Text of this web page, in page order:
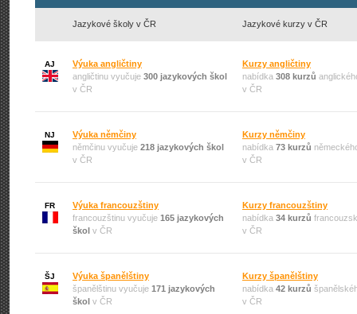
Jazykové školy v ČR Jazykové kurzy v ČR
AJ
Výuka angličtiny
angličtinu vyučuje 300 jazykových škol
v ČR
Kurzy angličtiny
nabídka 308 kurzů
v ČR
NJ
Výuka němčiny
němčinu vyučuje 218 jazykových škol
v ČR
Kurzy němčiny
nabídka 73 kurzů
v ČR
FR
Výuka francouzštiny
francouzštinu vyučuje 165 jazykových
škol v ČR
Kurzy francouzštiny
nabídka 34 kurzů
v ČR
ŠJ
Výuka španělštiny
španělštinu vyučuje 171 jazykových
škol v ČR
Kurzy španělštiny
nabídka 42 kurzů
v ČR